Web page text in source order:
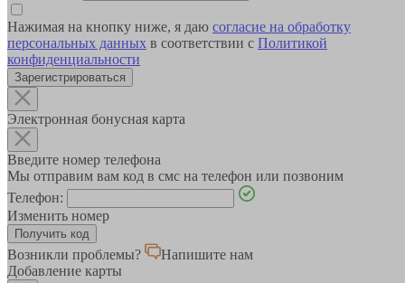
Нажимая на кнопку ниже, я даю согласие на обработку
персональных данных в соответствии с Политикой
конфиденциальности
Зарегистрироваться
Электронная бонусная карта
Введите номер телефона
Мы отправим вам код в смс на телефон или позвоним
Телефон:
Изменить номер
Возникли проблемы?
Напишите нам
Добавление карты